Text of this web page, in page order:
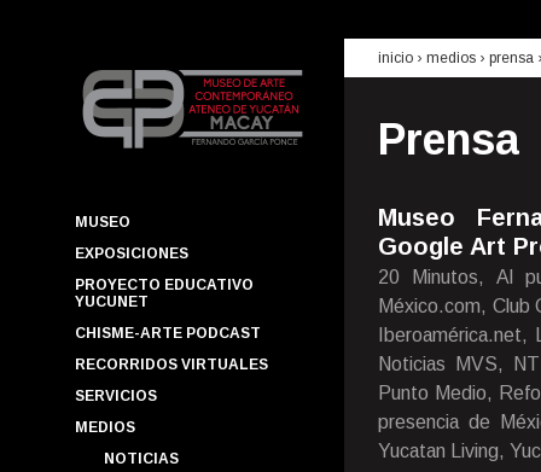
MUSEO
EXPOSICIONES
PROYECTO EDUCATIVO
YUCUNET
CHISME-ARTE PODCAST
RECORRIDOS VIRTUALES
SERVICIOS
MEDIOS
NOTICIAS
inicio › medios › prensa
Prensa
Museo
Google Art
20 Minutos, Al
México.com, Club
Noticias MVS,
Punto Medio,
presencia de
Yucatan Living,